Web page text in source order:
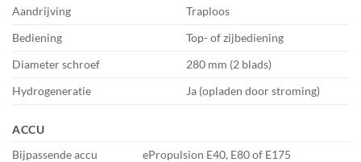
Aandrijving
Traploos
Bediening
Top- of zijbediening
Diameter schroef
280 mm (2 blads)
Hydrogeneratie
Ja (opladen door stroming)
ACCU
Bijpassende accu
ePropulsion E40, E80 of E175